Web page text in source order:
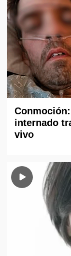
internado
vivo